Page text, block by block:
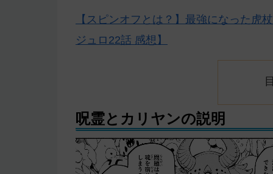
【スピンオフとは？】最強になった虎
ジュロ22話 感想】
呪霊とカリヤンの説明